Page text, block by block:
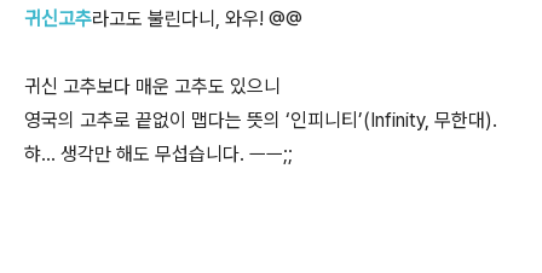
귀신고추라고도 불린다니, 와우! @@
귀신 고추보다 매운 고추도 있으니
영국의 고추로 끝없이 맵다는 뜻의 ‘인피니티’(Infinity, 무한대).
햐… 생각만 해도 무섭습니다. ㅡㅡ;;